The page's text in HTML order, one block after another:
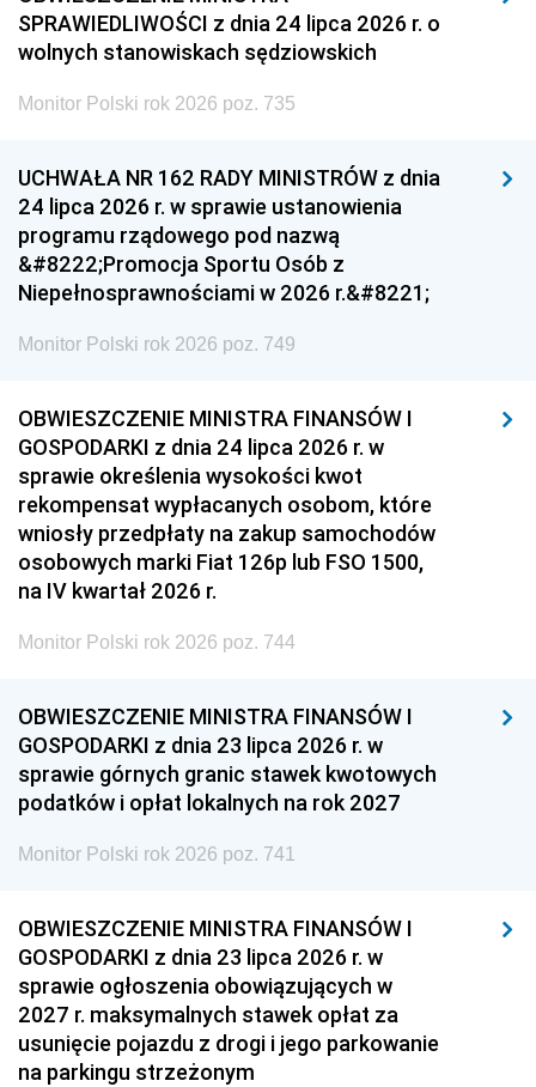
SPRAWIEDLIWOŚCI z dnia 24 lipca 2026 r. o
wolnych stanowiskach sędziowskich
Monitor Polski rok 2026 poz. 735
UCHWAŁA NR 162 RADY MINISTRÓW z dnia
24 lipca 2026 r. w sprawie ustanowienia
programu rządowego pod nazwą
&#8222;Promocja Sportu Osób z
Niepełnosprawnościami w 2026 r.&#8221;
Monitor Polski rok 2026 poz. 749
OBWIESZCZENIE MINISTRA FINANSÓW I
GOSPODARKI z dnia 24 lipca 2026 r. w
sprawie określenia wysokości kwot
rekompensat wypłacanych osobom, które
wniosły przedpłaty na zakup samochodów
osobowych marki Fiat 126p lub FSO 1500,
na IV kwartał 2026 r.
Monitor Polski rok 2026 poz. 744
OBWIESZCZENIE MINISTRA FINANSÓW I
GOSPODARKI z dnia 23 lipca 2026 r. w
sprawie górnych granic stawek kwotowych
podatków i opłat lokalnych na rok 2027
Monitor Polski rok 2026 poz. 741
OBWIESZCZENIE MINISTRA FINANSÓW I
GOSPODARKI z dnia 23 lipca 2026 r. w
sprawie ogłoszenia obowiązujących w
2027 r. maksymalnych stawek opłat za
usunięcie pojazdu z drogi i jego parkowanie
na parkingu strzeżonym